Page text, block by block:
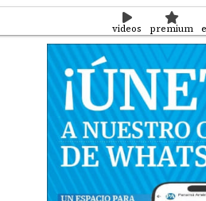
videos premium